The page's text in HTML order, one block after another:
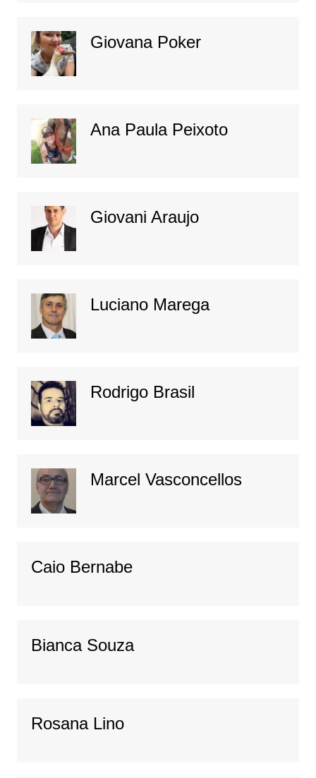
Giovana Poker
Ana Paula Peixoto
Giovani Araujo
Luciano Marega
Rodrigo Brasil
Marcel Vasconcellos
Caio Bernabe
Bianca Souza
Rosana Lino